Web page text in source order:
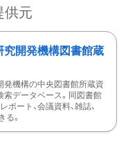
供元
究開発機構図書館蔵
発機構の中央図書館所蔵資
索データベース。同図書館
ポート、会議資料、雑誌、
る。